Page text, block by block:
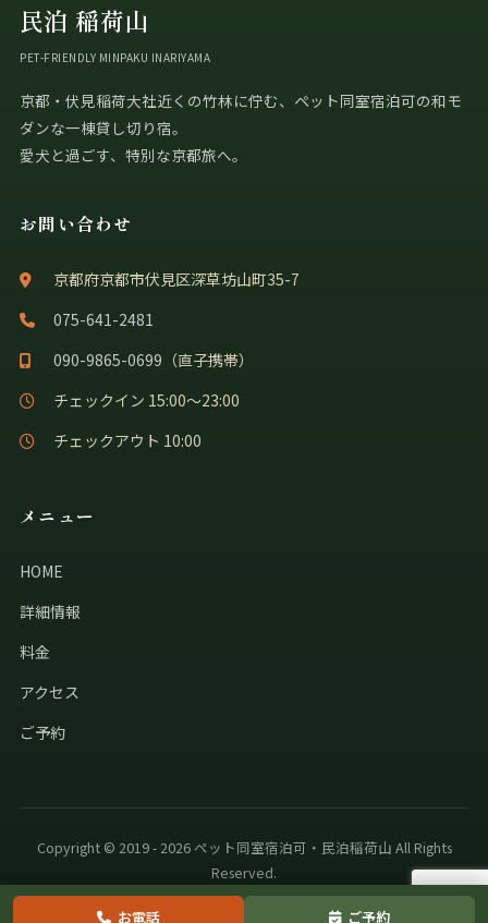
民泊 稲荷山
PET-FRIENDLY MINPAKU INARIYAMA
京都・伏見稲荷大社近くの竹林に佇む、ペット同室宿泊可の和モ
ダンな一棟貸し切り宿。
愛犬と過ごす、特別な京都旅へ。
お問い合わせ
京都府京都市伏見区深草坊山町35-7
075-641-2481
090-9865-0699 （直子携帯）
チェックイン 15:00〜23:00
チェックアウト 10:00
メニュー
HOME
詳細情報
料金
アクセス
ご予約
Copyright © 2019 - 2026 ペット同室宿泊可・民泊稲荷山 All Rights
Reserved.
お電話 ご予約